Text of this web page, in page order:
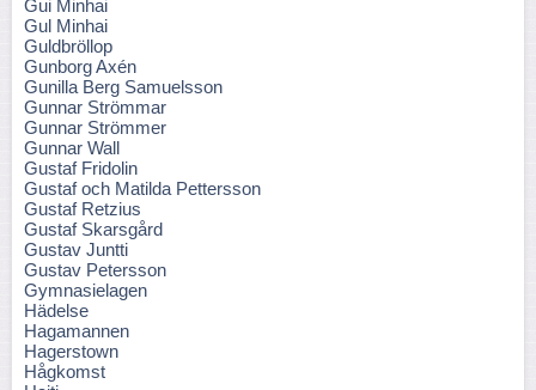
Gui Minhai
Gul Minhai
Guldbröllop
Gunborg Axén
Gunilla Berg Samuelsson
Gunnar Strömmar
Gunnar Strömmer
Gunnar Wall
Gustaf Fridolin
Gustaf och Matilda Pettersson
Gustaf Retzius
Gustaf Skarsgård
Gustav Juntti
Gustav Petersson
Gymnasielagen
Hädelse
Hagamannen
Hagerstown
Hågkomst